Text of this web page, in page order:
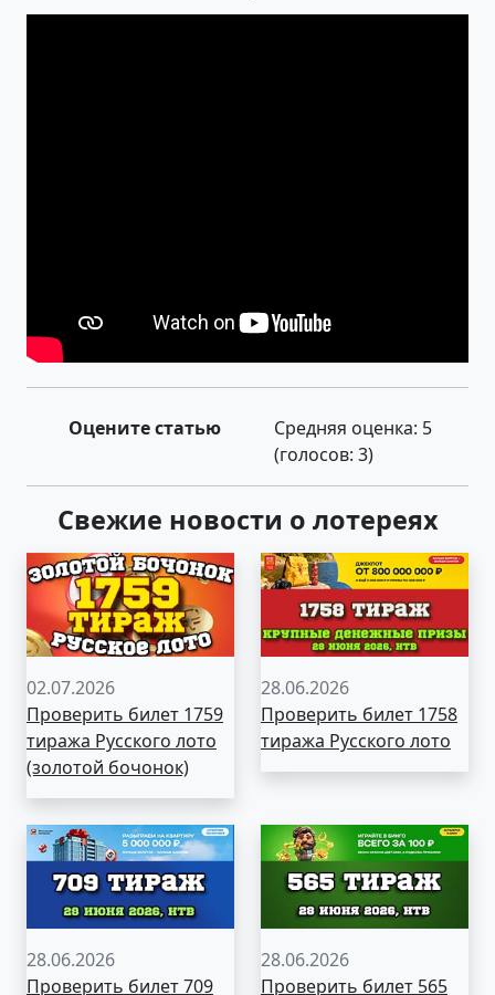
Оцените статью Средняя оценка: 5
(голосов: 3)
Свежие новости о лотереях
02.07.2026
Проверить билет 1759
тиража Русского лото
(золотой бочонок)
28.06.2026
Проверить билет 1758
тиража Русского лото
28.06.2026
Проверить билет 709
28.06.2026
Проверить билет 565